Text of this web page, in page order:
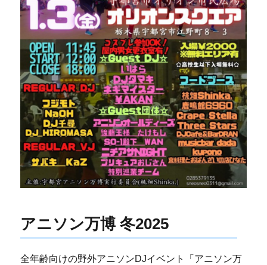
アニソン万博 冬2025
全年齢向けの野外アニソンDJイベント「アニソン万